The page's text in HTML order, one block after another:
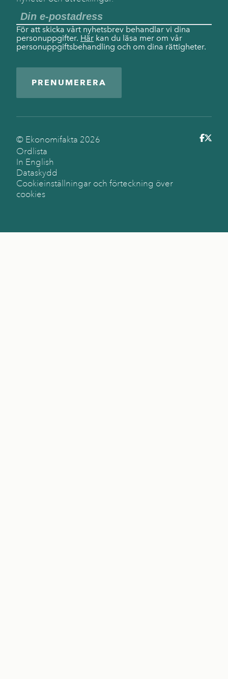
För att skicka vårt nyhetsbrev behandlar vi dina
personuppgifter. Här kan du läsa mer om vår
personuppgiftsbehandling och om dina rättigheter.
PRENUMERERA
© Ekonomifakta 2026
Ordlista
In English
Dataskydd
Cookieinställningar och förteckning över
cookies